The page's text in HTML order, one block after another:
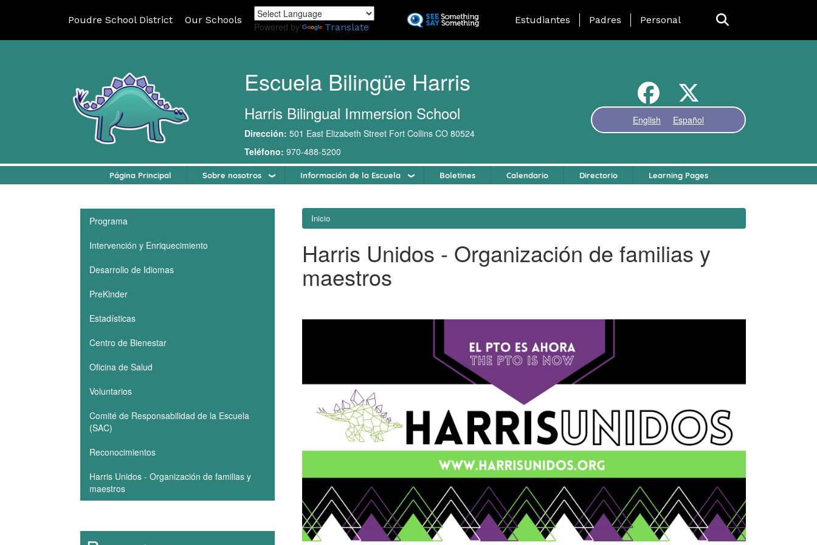
al
Poudre School District Our Schools
Powered by Translate
Landing Page Menu
Estudiantes Padres Personal
Escuela Bilingüe Harris
Harris Bilingual Immersion School
Dirección: 501 East Elizabeth Street Fort Collins CO 80524
Teléfono: 970-488-5200
English Español
Página Principal Sobre nosotros Información de la Escuela Boletines Calendario Directorio Learning Pages
Inicio
Harris Unidos - Organización de familias y
maestros
Main navigation
Programa
Intervención y Enriquecimiento
Desarrollo de Idiomas
PreKinder
Estadísticas
Centro de Bienestar
Oficina de Salud
Voluntarios
Comité de Responsabilidad de la Escuela
(SAC)
Reconocimientos
Harris Unidos - Organización de familias y
maestros